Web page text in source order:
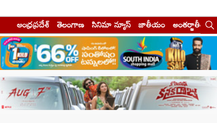
ఆంధ్రప్రదేశ్ తెలంగాణ సినిమా న్యూస్ జాతీయం అంతర్జాతీయం